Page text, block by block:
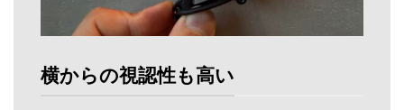
横からの視認性も高い